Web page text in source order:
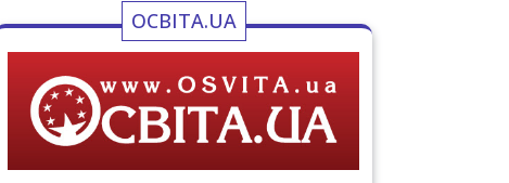
ОСВІТА.UA